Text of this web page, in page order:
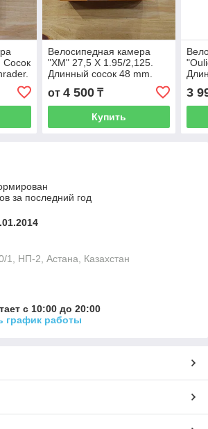
Сосок
Велосипедная камера
"XM" 27,5 X 1.95/2,125.
Длинный сосок 48 mm.
Авто. A/V. Shrader. Xiemei
Tire.
от 4 500₸
Купить
3
за последний год
1, НП-2, Астана, Казахстан
с 10:00 до 20:00
график работы